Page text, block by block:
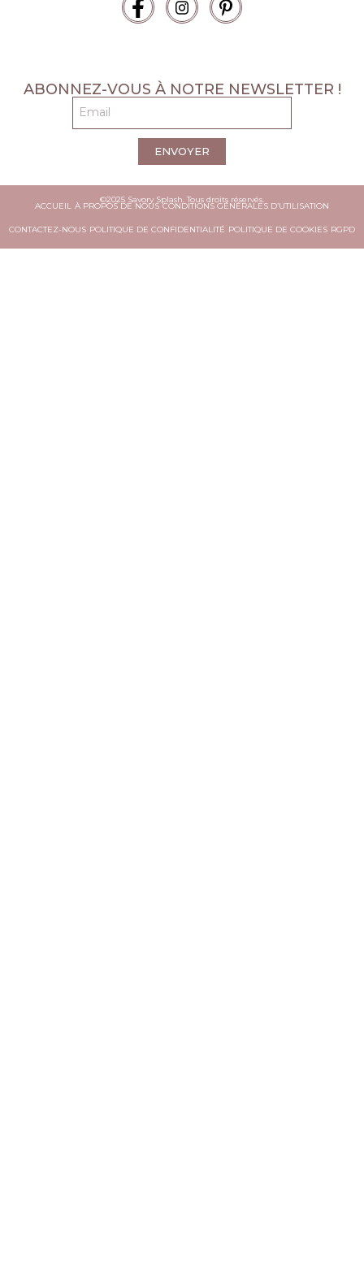
ABONNEZ-VOUS À NOTRE NEWSLETTER !
ENVOYER
©2025 Savory Splash. Tous droits réservés.
ACCUEIL À PROPOS DE NOUS CONDITIONS GÉNÉRALES D’UTILISATION
CONTACTEZ-NOUS POLITIQUE DE CONFIDENTIALITÉ POLITIQUE DE COOKIES RGPD